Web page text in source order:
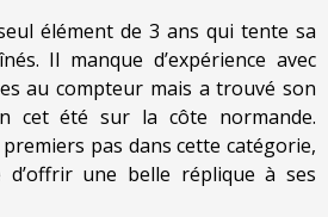
élément de 3 ans qui tente sa
Il manque d’expérience avec
au compteur mais a trouvé son
cet été sur la côte normande.
pas dans cette catégorie,
une belle réplique à ses